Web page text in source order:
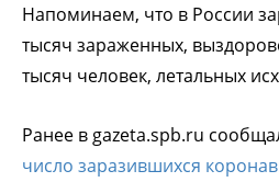
Напоминаем, что в России
тысяч зараженных,
тысяч человек, летальных
Ранее в gazeta.spb.ru
число заразившихся